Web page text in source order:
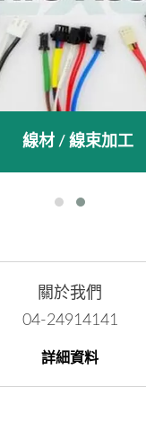
線材 / 線束加工
關於我們
04-24914141
詳細資料